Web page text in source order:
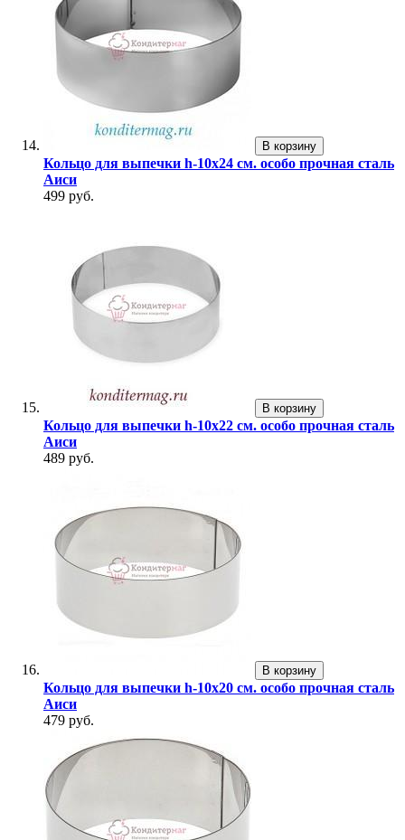
В корзину
Кольцо для выпечки h-10х24 см. особо прочная сталь
Аиси
499 руб.
В корзину
Кольцо для выпечки h-10х22 см. особо прочная сталь
Аиси
489 руб.
В корзину
Кольцо для выпечки h-10х20 см. особо прочная сталь
Аиси
479 руб.